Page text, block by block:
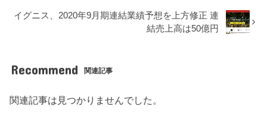
イグニス、2020年9月期連結業績予想を上方修正 連
結売上高は50億円
Recommend 関連記事
関連記事は見つかりませんでした。